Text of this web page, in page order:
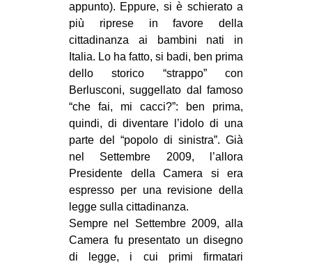
appunto). Eppure, si è schierato a
più riprese in favore della
cittadinanza ai bambini nati in
Italia. Lo ha fatto, si badi, ben prima
dello storico “strappo” con
Berlusconi, suggellato dal famoso
“che fai, mi cacci?”: ben prima,
quindi, di diventare l’idolo di una
parte del “popolo di sinistra”. Già
nel Settembre 2009, l’allora
Presidente della Camera si era
espresso per una revisione della
legge sulla cittadinanza.
Sempre nel Settembre 2009, alla
Camera fu presentato un disegno
di legge, i cui primi firmatari